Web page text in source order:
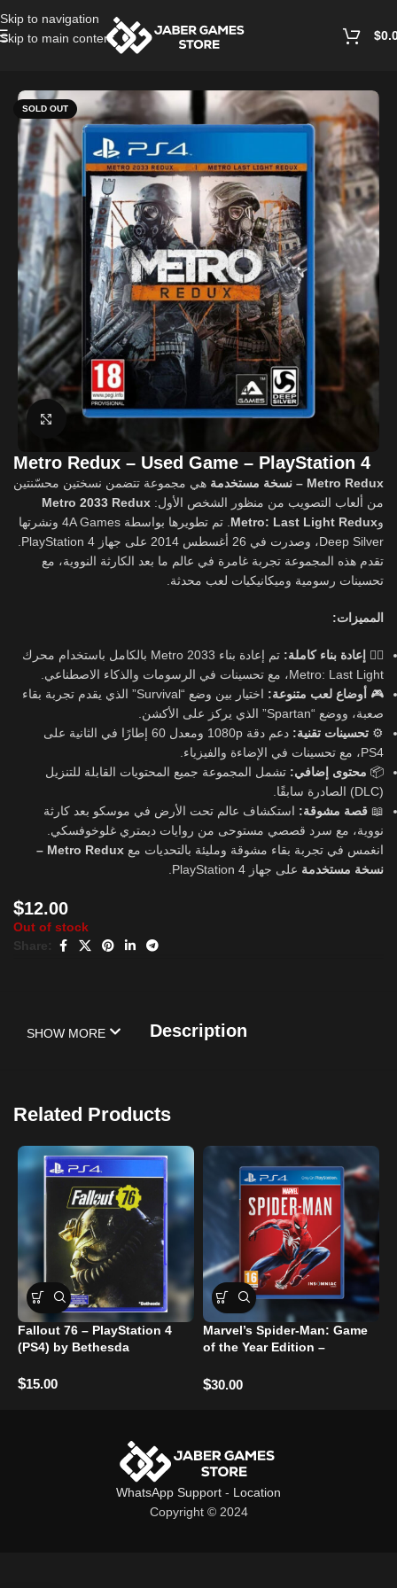
Skip to navigation
Skip to main content
$
SOLD OUT
Click to enlarge
Metro Redux – Used Game – PlayStation 4
Metro Redux – نسخة مستخدمة
هي مجموعة تتضمن نسختين محسّنتين
من ألعاب التصويب من منظور الشخص الأول:Metro 2033 Redux
وMetro: Last Light Redux
. تم تطويرها بواسطة 4A Games ونشرتها
تقدم هذه المجموعة تجربة غامرة في عالم ما بعد الكارثة النووية، مع
تحسينات رسومية وميكانيكيات لعب محدثة.
المميزات:
🧟‍♂️ إعادة بناء كاملة:
تم إعادة بناء Metro 2033 بالكامل باستخدام محرك
Metro: Last Light، مع تحسينات في الرسومات والذكاء الاصطناعي.
🎮 أوضاع لعب متنوعة:
اختيار بين وضع “Survival” الذي يقدم تجربة بقاء
صعبة، ووضع “Spartan” الذي يركز على الأكشن.
⚙️تحسينات تقنية:
دعم دقة 1080p ومعدل 60 إطارًا في الثانية على
PS4، مع تحسينات في الإضاءة والفيزياء.
📦 محتوى إضافي: تشمل المجموعة جميع المحتويات القابلة للتنزيل
(DLC) الصادرة سابقًا.
📖قصة مشوقة: استكشاف عالم تحت الأرض في موسكو بعد كارثة
نووية، مع سرد قصصي مستوحى من روايات ديمتري غلوخوفسكي.
انغمس في تجربة بقاء مشوقة ومليئة بالتحديات مع
Metro Redux –
نسخة مستخدمة على جهاز PlayStation 4.
$12.00
Out of stock
Share:
Description
SHOW MORE
Related Products
Fallout 76 – PlayStation 4
(PS4) by Bethesda
$15.00
Marvel’s Spider-Man: Game
of the Year Edition –
$30.00
WhatsApp Support - Location
Copyright © 2024